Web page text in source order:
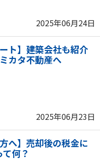
2025年06月24日
ト】建築会社も紹介
カタ不動産へ
2025年06月23日
へ】売却後の税金に
何？